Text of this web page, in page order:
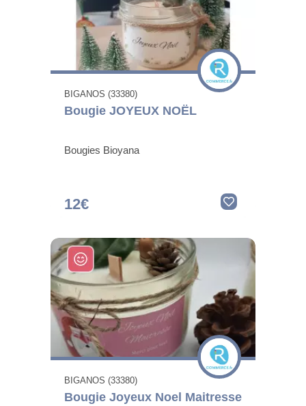
BIGANOS (33380)
Bougie JOYEUX NOËL
Bougies Bioyana
12€
BIGANOS (33380)
Bougie Joyeux Noel Maitresse